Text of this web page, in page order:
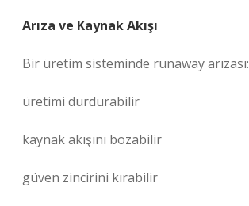
Arıza ve Kaynak Akışı
Bir üretim sisteminde runaway arızası:
üretimi durdurabilir
kaynak akışını bozabilir
güven zincirini kırabilir